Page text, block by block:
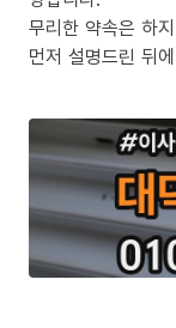
무리한 약속은 하
먼저 설명드린 뒤